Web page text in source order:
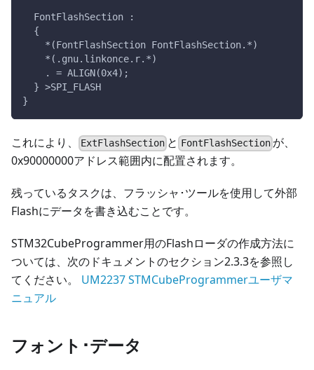
  FontFlashSection :
  {
    *(FontFlashSection FontFlashSection.*)
    *(.gnu.linkonce.r.*)
    . = ALIGN(0x4);
  } >SPI_FLASH
}
これにより、 ExtFlashSection と FontFlashSectionが、
0x90000000アドレス範囲内に配置されます。
残っているタスクは、フラッシャ･ツールを使用して外部
Flashにデータを書き込むことです。
STM32CubeProgrammer用のFlashローダの作成方法に
ついては、次のドキュメントのセクション2.3.3を参照し
てください。 UM2237 STMCubeProgrammerユーザマ
ニュアル
フォント･データ